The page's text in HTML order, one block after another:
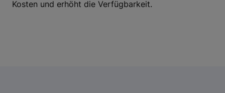
Kosten und erhöht die Verfügbarkeit.